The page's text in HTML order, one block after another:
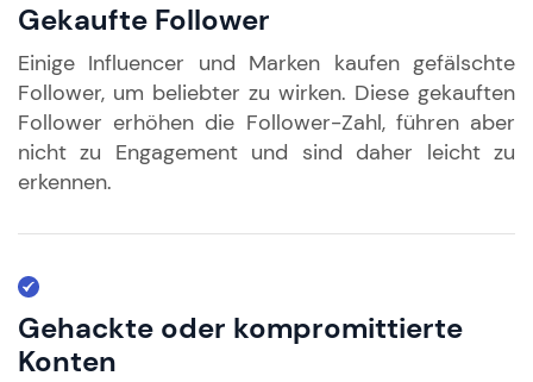
Gekaufte Follower
Einige Influencer und Marken kaufen gefälschte
Follower, um beliebter zu wirken. Diese gekauften
Follower erhöhen die Follower-Zahl, führen aber
nicht zu Engagement und sind daher leicht zu
erkennen.
Gehackte oder kompromittierte
Konten